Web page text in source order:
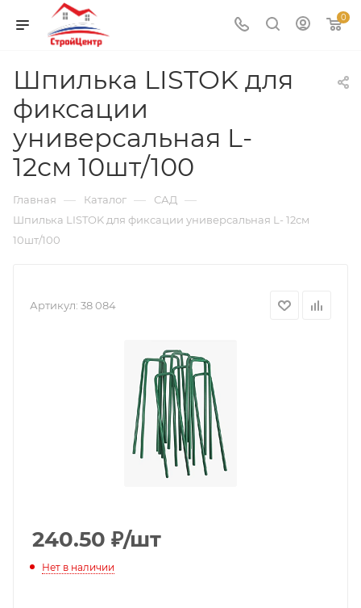
0
Шпилька LISTOK для
фиксации
универсальная L-
12см 10шт/100
Главная — Каталог — САД —
Шпилька LISTOK для фиксации универсальная L- 12см
10шт/100
Артикул: 38 084
240.50 ₽/шт
Нет в наличии